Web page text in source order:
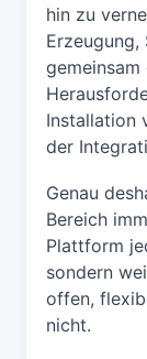
hin zu
Erzeugung,
Installation
der
Genau
Bereich
Plattform
sondern
offen,
nicht.